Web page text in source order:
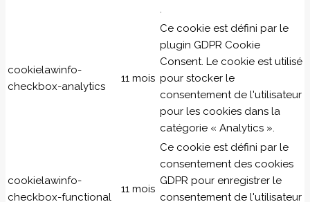
.
cookielawinfo-
checkbox-analytics
11 mois
Ce cookie est défini par le
plugin GDPR Cookie
Consent. Le cookie est utilisé
pour stocker le
consentement de l'utilisateur
pour les cookies dans la
catégorie « Analytics ».
cookielawinfo-
checkbox-functional
11 mois
Ce cookie est défini par le
consentement des cookies
GDPR pour enregistrer le
consentement de l'utilisateur